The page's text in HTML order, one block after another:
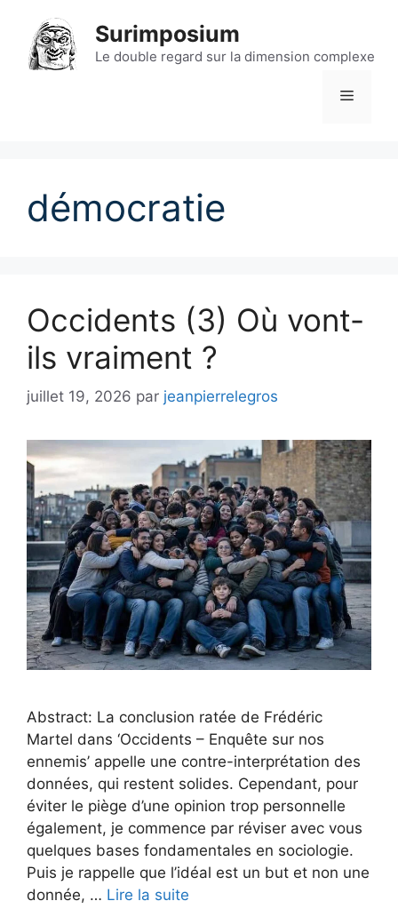
contenu
Surimposium
Le double regard sur la dimension complexe
Menu
démocratie
Occidents (3) Où vont-
ils vraiment ?
juillet 19, 2026 par jeanpierrelegros
Abstract: La conclusion ratée de Frédéric
Martel dans ‘Occidents – Enquête sur nos
ennemis’ appelle une contre-interprétation des
données, qui restent solides. Cependant, pour
éviter le piège d’une opinion trop personnelle
également, je commence par réviser avec vous
quelques bases fondamentales en sociologie.
Puis je rappelle que l’idéal est un but et non une
donnée, … Lire la suite